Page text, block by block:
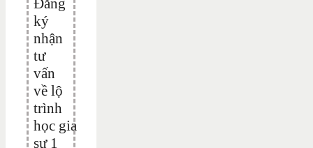
ký
nhận
tư
vấn
về lộ
trình
học gia
sư 1